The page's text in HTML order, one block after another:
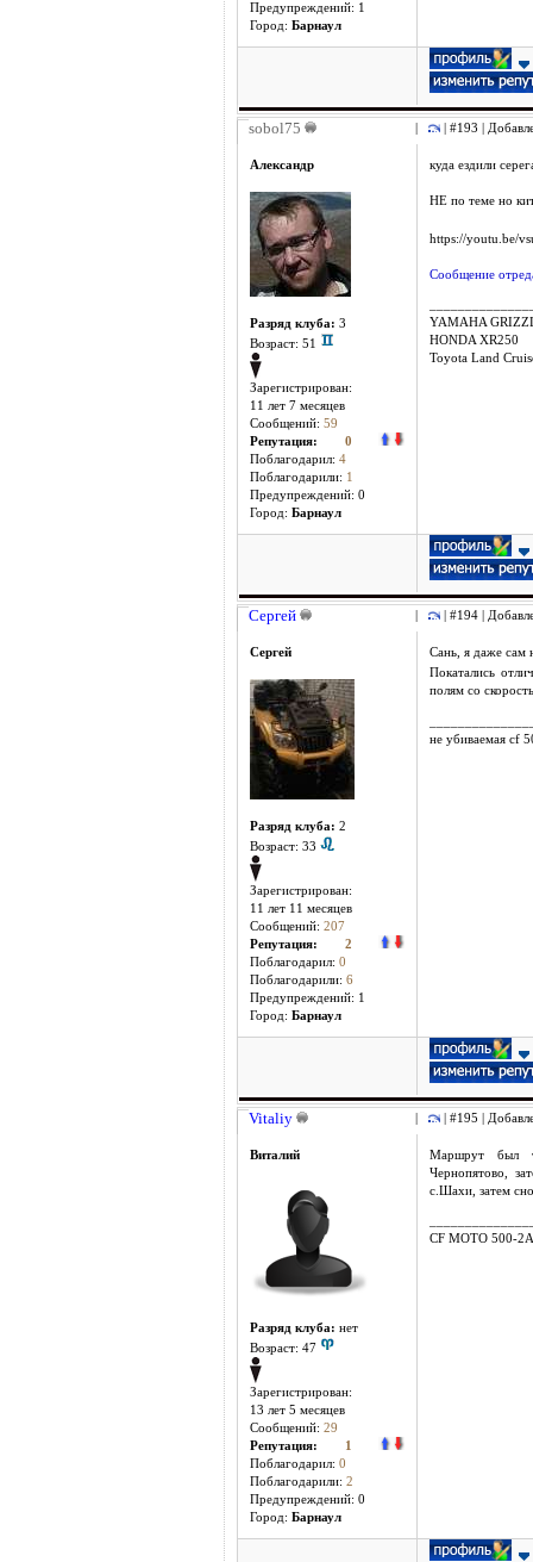
Предупреждений: 1
Город: Барнаул
sobol75 | #193 |
Александр
Разряд клуба: 3
Возраст: 51
Зарегистрирован:
11 лет 7 месяцев
Сообщений: 59
Репутация: 0
Поблагодарил: 4
Поблагодарили: 1
Предупреждений: 0
Город: Барнаул
куда ездили
НЕ по теме но
https://youtu.be/
Сообщение
YAMAHA
HONDA XR250
Toyota Land
Сергей | #194 |
Сергей
Разряд клуба: 2
Возраст: 33
Зарегистрирован:
11 лет 11 месяцев
Сообщений: 207
Репутация: 2
Поблагодарил: 0
Поблагодарили: 6
Предупреждений: 1
Город: Барнаул
Сань, я даже сам
Покатались
полям со
не убиваемая cf
Vitaliy | #195 |
Виталий
Разряд клуба: нет
Возраст: 47
Зарегистрирован:
13 лет 5 месяцев
Сообщений: 29
Репутация:
1
Поблагодарил: 0
Поблагодарили: 2
Предупреждений: 0
Город: Барнаул
Маршрут был
Чернопятово,
с.Шахи, затем
CF MOTO 500-2A